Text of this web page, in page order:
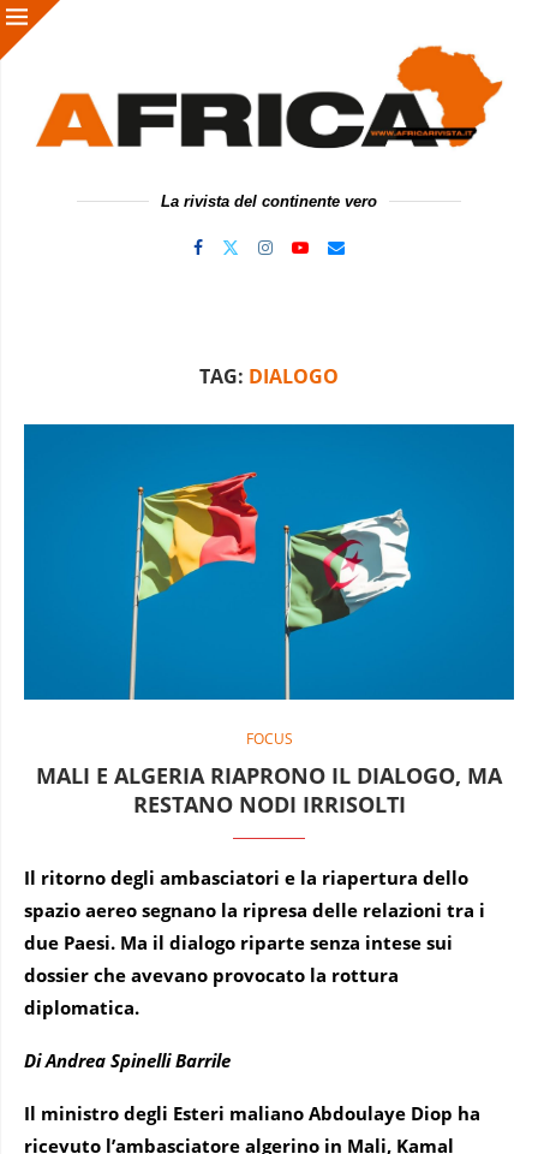
La rivista del continente vero
TAG: DIALOGO
FOCUS
MALI E ALGERIA RIAPRONO IL DIALOGO, MA
RESTANO NODI IRRISOLTI
Il ritorno degli ambasciatori e la riapertura dello
spazio aereo segnano la ripresa delle relazioni tra i
due Paesi. Ma il dialogo riparte senza intese sui
dossier che avevano provocato la rottura
diplomatica.
Di Andrea Spinelli Barrile
Il ministro degli Esteri maliano Abdoulaye Diop ha
ricevuto l’ambasciatore algerino in Mali, Kamal